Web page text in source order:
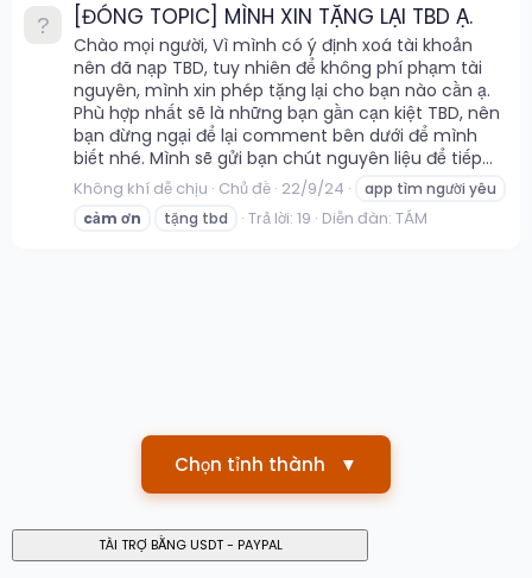
[ĐÓNG TOPIC] MÌNH XIN TẶNG LẠI TBD Ạ.
Chào mọi người, Vì mình có ý định xoá tài khoản
nên đã nạp TBD, tuy nhiên để không phí phạm tài
nguyên, mình xin phép tặng lại cho bạn nào cần ạ.
Phù hợp nhất sẽ là những bạn gần cạn kiệt TBD, nên
bạn đừng ngại để lại comment bên dưới để mình
biết nhé. Mình sẽ gửi bạn chút nguyên liệu để tiếp...
Không khí dễ chịu Chủ đề 22/9/24
app tìm người yêu
cảm ơn tặng tbd Trả lời: 19 Diễn đàn: TÁM
Chọn tỉnh thành ▼